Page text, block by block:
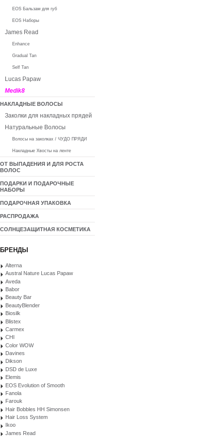
EOS Бальзам для губ
EOS Наборы
James Read
Enhance
Gradual Tan
Self Tan
Lucas Papaw
Medik8
НАКЛАДНЫЕ ВОЛОСЫ
Заколки для накладных прядей
Натуральные Волосы
Волосы на заколках / ЧУДО ПРЯДИ
Накладные Хвосты на ленте
ОТ ВЫПАДЕНИЯ И ДЛЯ РОСТА
ВОЛОС
ПОДАРКИ И ПОДАРОЧНЫЕ
НАБОРЫ
ПОДАРОЧНАЯ УПАКОВКА
РАСПРОДАЖА
СОЛНЦЕЗАЩИТНАЯ КОСМЕТИКА
БРЕНДЫ
Alterna
Austral Nature Lucas Papaw
Aveda
Babor
Beauty Bar
BeautyBlender
Biosilk
Blistex
Carmex
CHI
Color WOW
Davines
Dikson
DSD de Luxe
Elemis
EOS Evolution of Smooth
Fanola
Farouk
Hair Bobbles HH Simonsen
Hair Loss System
Ikoo
James Read